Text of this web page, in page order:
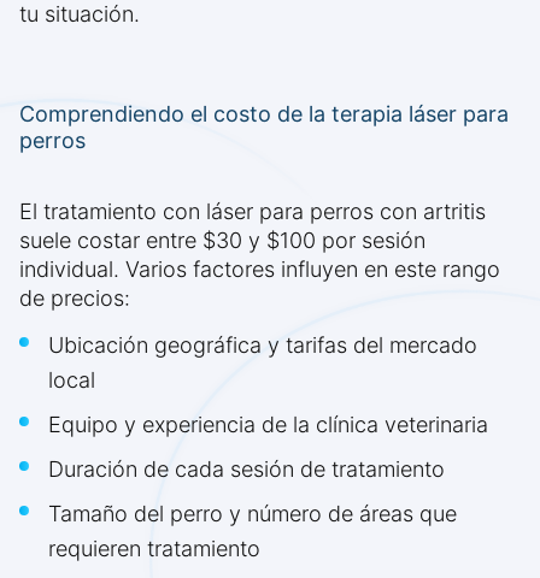
tu situación.
Comprendiendo el costo de la terapia láser para
perros
El tratamiento con láser para perros con artritis
suele costar entre $30 y $100 por sesión
individual. Varios factores influyen en este rango
de precios:
Ubicación geográfica y tarifas del mercado
local
Equipo y experiencia de la clínica veterinaria
Duración de cada sesión de tratamiento
Tamaño del perro y número de áreas que
requieren tratamiento